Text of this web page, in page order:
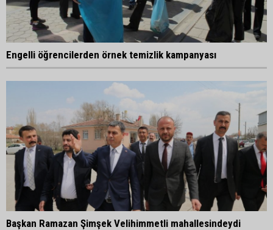
Engelli öğrencilerden örnek temizlik kampanyası
Başkan Ramazan Şimşek Velihimmetli mahallesindeydi